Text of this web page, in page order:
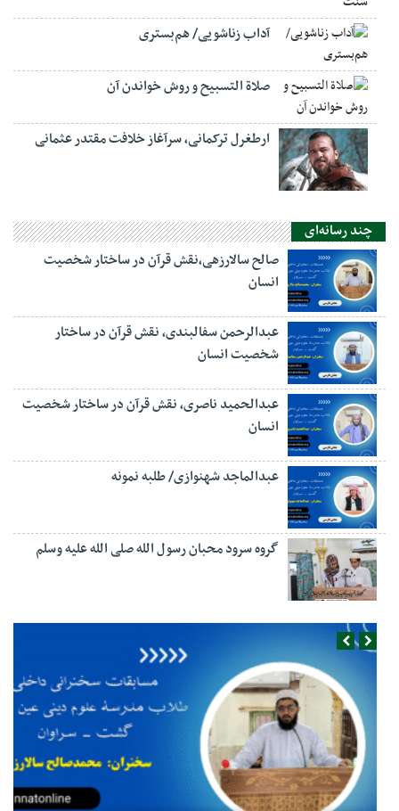
آداب زناشویی/ هم‌بستری
صلاة التسبيح و روش خواندن آن
ارطغرل ترکمانی، سرآغاز خلافت مقتدر عثمانی
چند رسانه‌ای
صالح سالارزهی،‌نقش قرآن در ساختار شخصیت
انسان
عبدالرحمن سفالبندی، نقش قرآن در ساختار
شخصیت انسان
عبدالحمید ناصری، نقش قرآن در ساختار شخصیت
انسان
عبدالماجد شهنوازی/ طلبه نمونه
گروه سرود محبان رسول الله صلی الله علیه وسلم